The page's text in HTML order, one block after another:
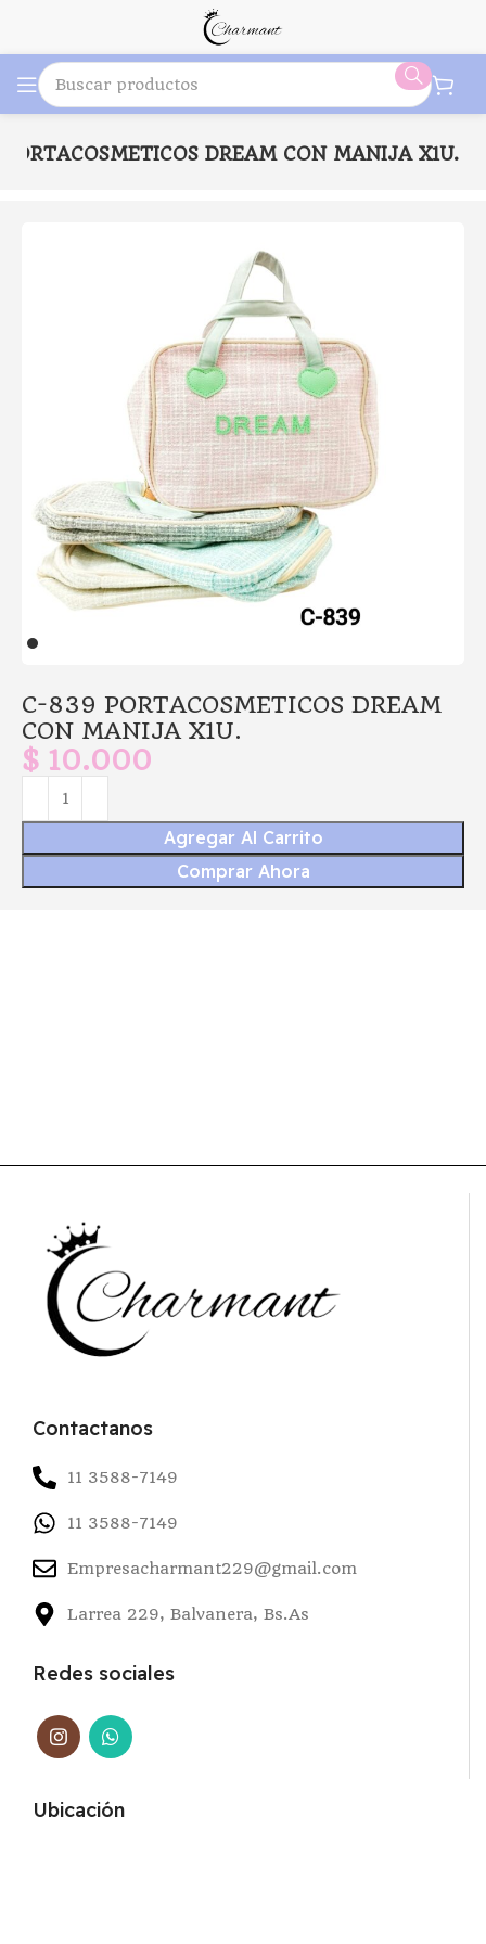
DREAM CON MANIJA X1U.
C-839 PORTACOSMETICOS DREAM
CON MANIJA X1U.
$ 10.000
Agregar Al Carrito
Comprar Ahora
Contactanos
11 3588-7149
11 3588-7149
Empresacharmant229@gmail.com
Larrea 229, Balvanera, Bs.As
Redes sociales
Ubicación